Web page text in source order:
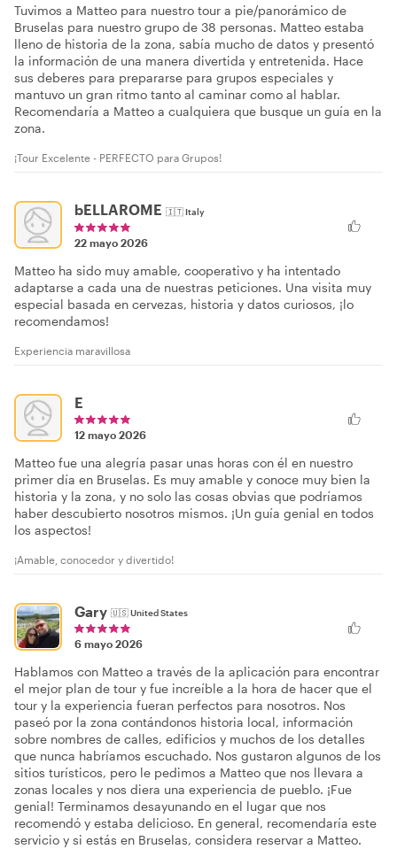
Tuvimos a Matteo para nuestro tour a pie/panorámico de
Bruselas para nuestro grupo de 38 personas. Matteo estaba
lleno de historia de la zona, sabía mucho de datos y presentó
la información de una manera divertida y entretenida. Hace
sus deberes para prepararse para grupos especiales y
mantuvo un gran ritmo tanto al caminar como al hablar.
Recomendaría a Matteo a cualquiera que busque un guía en la
zona.
¡Tour Excelente - PERFECTO para Grupos!
bELLAROME 🇮🇹Italy
22 mayo 2026
Matteo ha sido muy amable, cooperativo y ha intentado
adaptarse a cada una de nuestras peticiones. Una visita muy
especial basada en cervezas, historia y datos curiosos, ¡lo
recomendamos!
Experiencia maravillosa
E
12 mayo 2026
Matteo fue una alegría pasar unas horas con él en nuestro
primer día en Bruselas. Es muy amable y conoce muy bien la
historia y la zona, y no solo las cosas obvias que podríamos
haber descubierto nosotros mismos. ¡Un guía genial en todos
los aspectos!
¡Amable, conocedor y divertido!
Gary 🇺🇸United States
6 mayo 2026
Hablamos con Matteo a través de la aplicación para encontrar
el mejor plan de tour y fue increíble a la hora de hacer que el
tour y la experiencia fueran perfectos para nosotros. Nos
paseó por la zona contándonos historia local, información
sobre nombres de calles, edificios y muchos de los detalles
que nunca habríamos escuchado. Nos gustaron algunos de los
sitios turísticos, pero le pedimos a Matteo que nos llevara a
zonas locales y nos diera una experiencia de pueblo. ¡Fue
genial! Terminamos desayunando en el lugar que nos
recomendó y estaba delicioso. En general, recomendaría este
servicio y si estás en Bruselas, considera reservar a Matteo.